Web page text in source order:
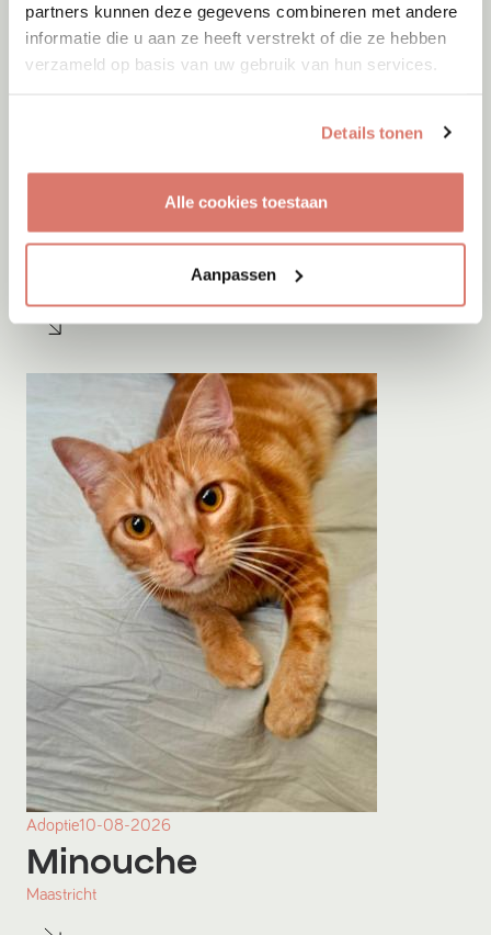
partners kunnen deze gegevens combineren met andere
informatie die u aan ze heeft verstrekt of die ze hebben
verzameld op basis van uw gebruik van hun services.
Details tonen
Alle cookies toestaan
Aanpassen
Ollie
Adoptie10-08-2026
Minouche
Maastricht